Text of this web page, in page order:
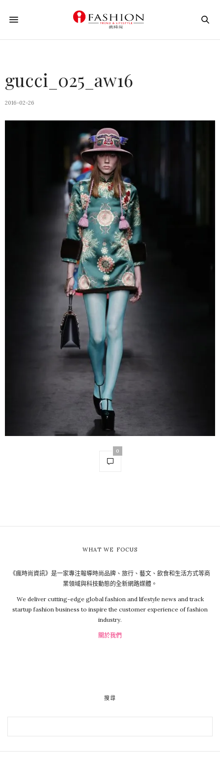
gucci_025_aw16
2016-02-26
0
WHAT WE FOCUS
《瘋時尚資訊》是一家專注報導時尚品牌、旅行、藝文、飲食和生活方式等商
業領域與科技動態的全新網路媒體。
We deliver cutting-edge global fashion and lifestyle news and track
startup fashion business to inspire the customer experience of fashion
industry.
關於我們
搜尋